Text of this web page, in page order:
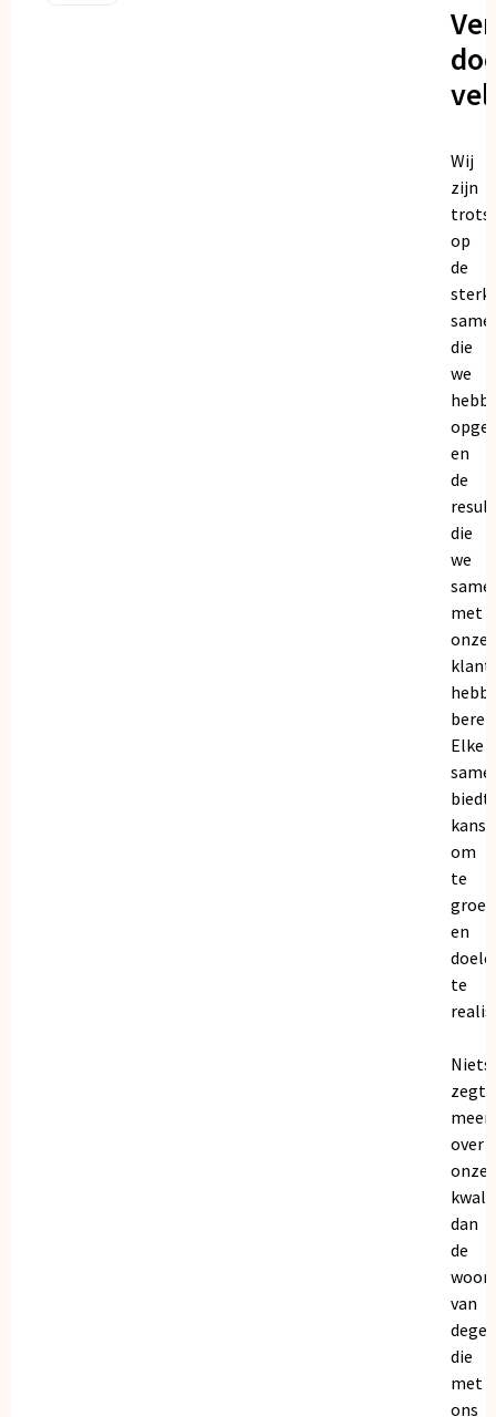
Wij
zijn
trots
op
de
die
we
en
de
die
we
met
onze
Elke
biedt
om
te
en
te
Niets
zegt
meer
over
onze
dan
de
van
die
met
ons